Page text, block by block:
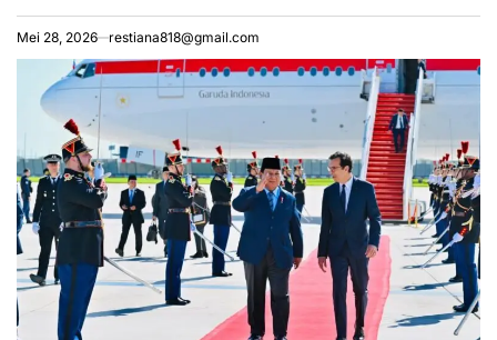
Mei 28, 2026 restiana818@gmail.com